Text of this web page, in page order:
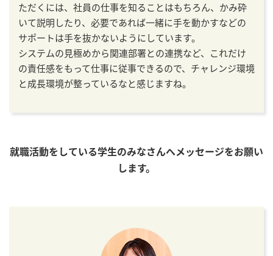
ただくには、社員の仕事を知ることはもちろん、かみ砕
いて説明したり、必要であれば一緒に手を動かすなどの
サポートは手を抜かないようにしています。
システムの見極めから関連部署との連携など、これだけ
の責任感をもって仕事に従事できるので、チャレンジ環境
と成長環境が整っているなと感じますね。
就職活動をしている学生のみなさんへメッセージをお願い
します。